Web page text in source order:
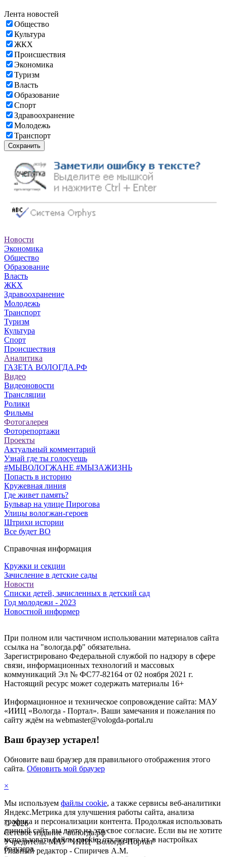
Лента новостей
Общество
Культура
ЖКХ
Происшествия
Экономика
Туризм
Власть
Образование
Спорт
Здравоохранение
Молодежь
Транспорт
Сохранить
Новости
Экономика
Общество
Образование
Власть
ЖКХ
Здравоохранение
Молодежь
Транспорт
Туризм
Культура
Спорт
Происшествия
Аналитика
ГАЗЕТА ВОЛОГДА.РФ
Видео
Видеоновости
Трансляции
Ролики
Фильмы
Фотогалерея
Фоторепортажи
Проекты
Актуальный комментарий
Узнай где ты голосуешь
#МЫВОЛОГЖАНЕ #МЫЗАЖИЗНЬ
Попасть в историю
Кружевная линия
Где живет память?
Бульвар на улице Пирогова
Улицы вологжан-героев
Штрихи истории
Все будет ВО
Справочная информация
Кружки и секции
Зачисление в детские сады
Новости
Списки детей, зачисленных в детский сад
Год молодежи - 2023
©2026
Сетевое издание "вологда.рф"
Учредитель: МАУ "ИИЦ "Вологда-Портал"
Главный редактор - Спиричев А.М.
Новостной информер
При полном или частичном использовании материалов сайта
ссылка на "вологда.рф" обязательна.
Зарегистрировано Федеральной службой по надзору в сфере
связи, информационных технологий и массовых
коммуникаций Эл № ФС77-82164 от 02 ноября 2021 г.
Настоящий ресурс может содержать материалы 16+
Информационное и техническое сопровождение сайта: МАУ
«ИИЦ «Вологда - Портал». Ваши замечания и пожелания по
сайту ждём на webmaster@vologda-portal.ru
Ваш браузер устарел!
Обновите ваш браузер для правильного отображения этого
сайта. Обновить мой браузер
×
Мы используем файлы cookie, а также сервисы веб-аналитики
Яндекс.Метрика для улучшения работы сайта, анализа
трафика и персонализации контента. Продолжая использовать
данный сайт, вы даете на это свое согласие. Если вы не хотите
использовать файлы cookie, отключите их в настройках
браузера.